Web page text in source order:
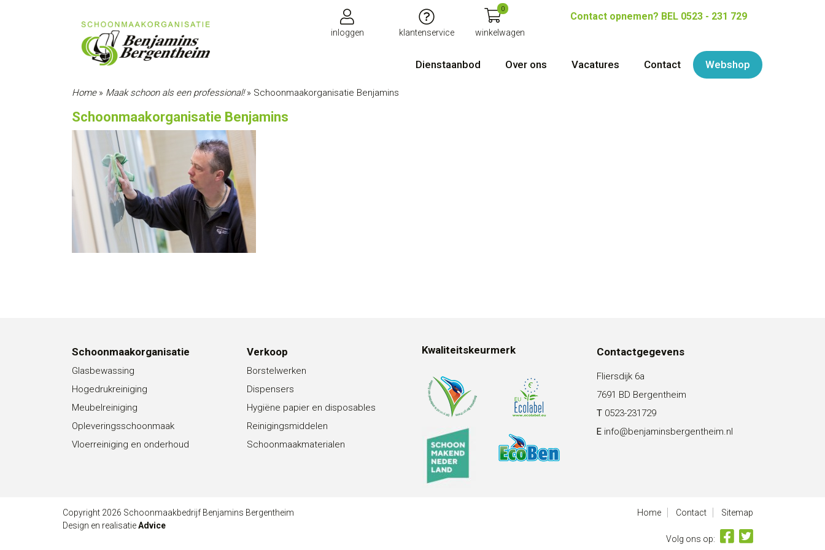
inloggen klantenservice
0
winkelwagen
Contact opnemen? BEL 0523 - 231 729
Dienstaanbod Over ons Vacatures Contact Webshop
Home» Maak schoon als een professional!» Schoonmaakorganisatie Benjamins
Schoonmaakorganisatie Benjamins
Schoonmaakorganisatie
Glasbewassing
Hogedrukreiniging
Meubelreiniging
Opleveringsschoonmaak
Vloerreiniging en onderhoud
Verkoop
Borstelwerken
Dispensers
Hygiëne papier en disposables
Reinigingsmiddelen
Schoonmaakmaterialen
Kwaliteitskeurmerk Contactgegevens
Fliersdijk 6a
7691 BD Bergentheim
T 0523-231729
E info@benjaminsbergentheim.nl
Copyright 2026 Schoonmaakbedrijf Benjamins Bergentheim
Design en realisatieAdvice
Home Contact Sitemap
Volg ons op: